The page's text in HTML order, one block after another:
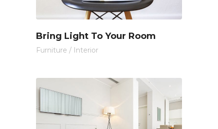
Bring Light To Your Room
Furniture / Interior